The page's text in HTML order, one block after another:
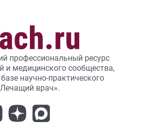
профессиональный ресурс
и медицинского сообщества,
научно-практического
врач».